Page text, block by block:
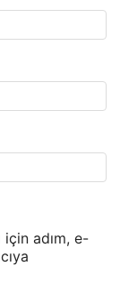
için adım, e-